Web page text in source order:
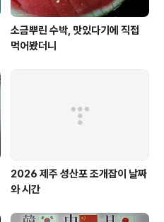
소금뿌린 수박, 맛있다기에 직접
먹어봤더니
2026 제주 성산포 조개잡이 날짜
와 시간